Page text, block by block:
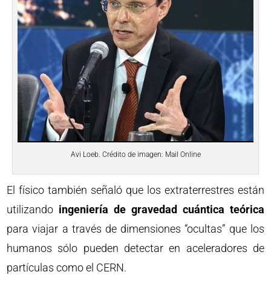
Avi Loeb. Crédito de imagen: Mail Online
El físico también señaló que los extraterrestres están
utilizando ingeniería de gravedad cuántica teórica
para viajar a través de dimensiones “ocultas” que los
humanos sólo pueden detectar en aceleradores de
partículas como el CERN.